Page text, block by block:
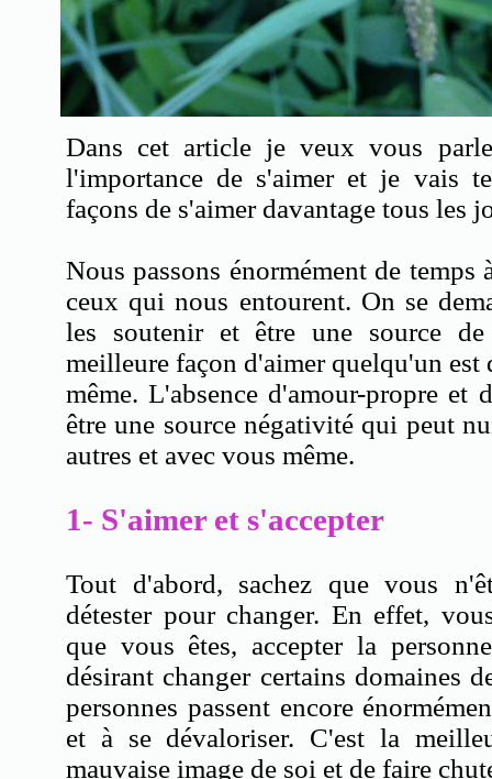
Dans cet article je veux vous
l'importance de s'aimer et je vais
façons de s'aimer davantage tous les
Nous passons énormément de temps
ceux qui nous entourent. On se
les soutenir et être une source
meilleure façon d'aimer quelqu'un est
même. L'absence d'amour-propre et
être une source négativité qui peut
autres et avec vous même.
1- S'aimer et s'accepter
Tout d'abord, sachez que vous
détester pour changer. En effet,
que vous êtes, accepter la
désirant changer certains domaines
personnes passent encore
et à se dévaloriser. C'est la
mauvaise image de soi et de faire